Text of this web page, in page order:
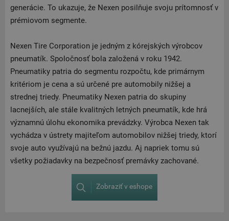
generácie. To ukazuje, že Nexen posilňuje svoju prítomnosť v
prémiovom segmente.
Nexen Tire Corporation je jedným z kórejských výrobcov
pneumatík. Spoločnosť bola založená v roku 1942.
Pneumatiky patria do segmentu rozpočtu, kde primárnym
kritériom je cena a sú určené pre automobily nižšej a
strednej triedy. Pneumatiky Nexen patria do skupiny
lacnejších, ale stále kvalitných letných pneumatík, kde hrá
významnú úlohu ekonomika prevádzky. Výrobca Nexen tak
vychádza v ústrety majiteľom automobilov nižšej triedy, ktorí
svoje auto využívajú na bežnú jazdu. Aj napriek tomu sú
všetky požiadavky na bezpečnosť premávky zachované.
Zobraziť v eshope